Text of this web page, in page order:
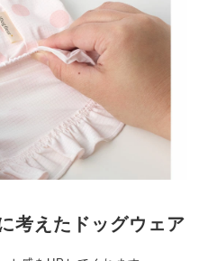
考えたドッグウェア